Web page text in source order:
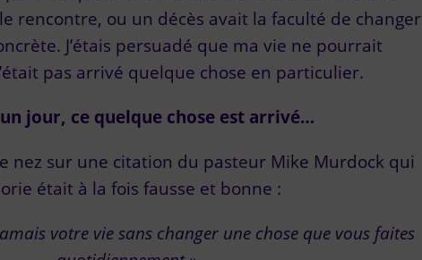
rencontre, ou un décès avait la faculté de changer
J’étais persuadé que ma vie ne pourrait
pas arrivé quelque chose en particulier.
jour, ce quelque chose est arrivé…
nez sur une citation du pasteur Mike Murdock qui
était à la fois fausse et bonne :
votre vie sans changer une chose que vous faites